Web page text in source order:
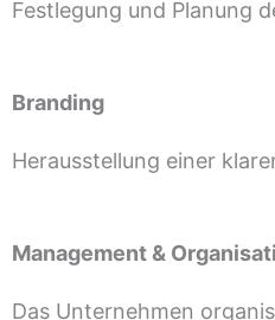
Festlegung und Planung
Branding
Herausstellung einer
Management &
Das Unternehmen